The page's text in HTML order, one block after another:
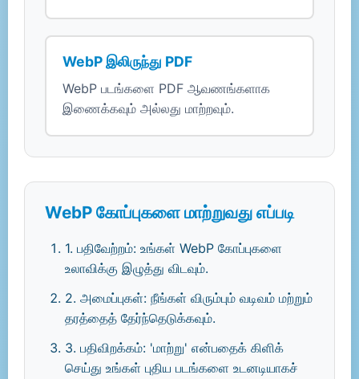
WebP இலிருந்து PDF
WebP படங்களை PDF ஆவணங்களாக
இணைக்கவும் அல்லது மாற்றவும்.
WebP கோப்புகளை மாற்றுவது எப்படி
1. பதிவேற்றம்: உங்கள் WebP கோப்புகளை
உலாவிக்கு இழுத்து விடவும்.
2. அமைப்புகள்: நீங்கள் விரும்பும் வடிவம் மற்றும்
தரத்தைத் தேர்ந்தெடுக்கவும்.
3. பதிவிறக்கம்: 'மாற்று' என்பதைக் கிளிக்
செய்து உங்கள் புதிய படங்களை உடனடியாகச்